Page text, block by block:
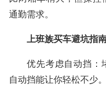
通勤需求。
上班族买车避坑指
优先考虑自动挡：
自动挡能让你轻松不少。